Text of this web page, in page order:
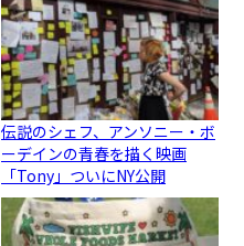
伝説のシェフ、アンソニー・ボ
ーデインの青春を描く映画
「Tony」ついにNY公開